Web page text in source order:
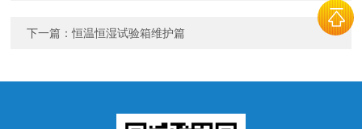
下一篇：恒温恒湿试验箱维护篇